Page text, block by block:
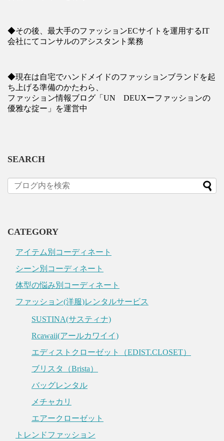
◆その後、最大手のファッションECサイトを運用するIT
会社にてコンサルのアシスタント業務
◆現在は自宅でハンドメイドのファッションブランドを起
ち上げる準備のかたわら、
ファッション情報ブログ「UN DEUXーファッションの
優雅な掟ー」を運営中
SEARCH
CATEGORY
アイテム別コーディネート
シーン別コーディネート
体型の悩み別コーディネート
ファッション(洋服)レンタルサービス
SUSTINA(サスティナ)
Rcawaii(アールカワイイ)
エディストクローゼット（EDIST.CLOSET）
ブリスタ（Brista）
バッグレンタル
メチャカリ
エアークローゼット
トレンドファッション